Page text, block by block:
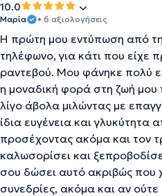
10.0
Μαρία • 6 αξιολογήσεις
Η πρώτη μου εντύπωση από
τηλέφωνο, για κάτι που είχε
ραντεβού. Μου φάνηκε πολύ
η μοναδική φορά στη ζωή μου
λίγο άβολα μιλώντας με
ίδια ευγένεια και γλυκύτητα
προσέχοντας ακόμα και τον
καλωσορίσει και
σου δώσει αυτό ακριβώς που
συνεδρίες, ακόμα και αν